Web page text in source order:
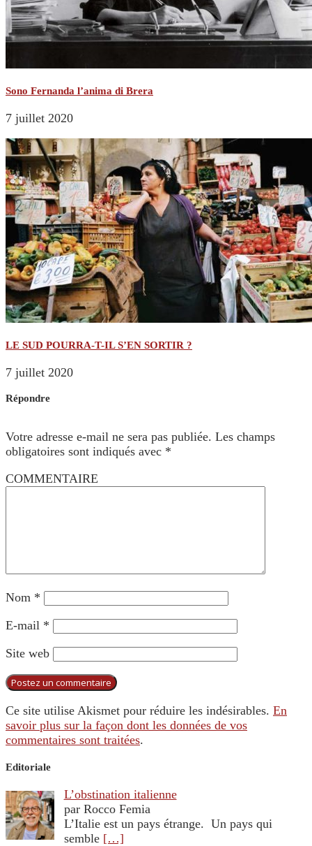
Sono Fernanda l’anima di Brera
7 juillet 2020
LE SUD POURRA-T-IL S’EN SORTIR ?
7 juillet 2020
Répondre
Votre adresse e-mail ne sera pas publiée. Les champs
obligatoires sont indiqués avec *
COMMENTAIRE
Nom *
E-mail *
Site web
Ce site utilise Akismet pour réduire les indésirables. En
savoir plus sur la façon dont les données de vos
commentaires sont traitées.
Editoriale
L’obstination italienne
par Rocco Femia
L’Italie est un pays étrange. Un pays qui
semble […]